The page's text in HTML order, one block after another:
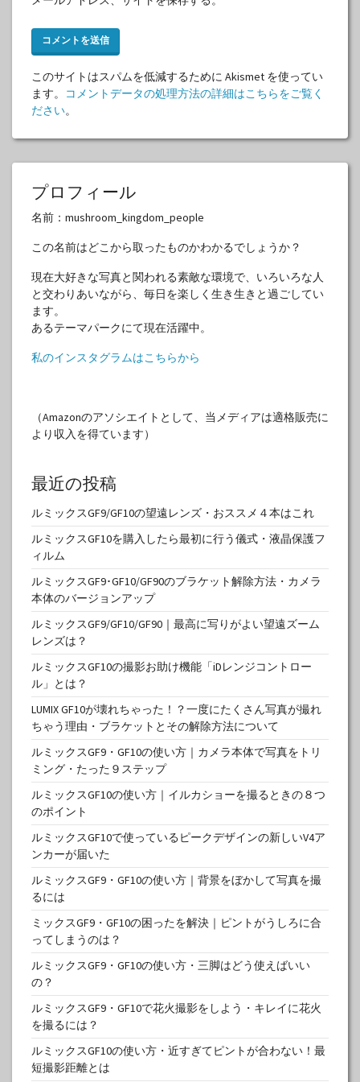
このサイトはスパムを低減するために Akismet を使ってい
ます。
コメントデータの処理方法の詳細はこちらをご覧く
ださい。
プロフィール
名前：mushroom_kingdom_people
この名前はどこから取ったものかわかるでしょうか？
現在大好きな写真と関われる素敵な環境で、いろいろな人
と交わりあいながら、毎日を楽しく生き生きと過ごしてい
ます。
あるテーマパークにて現在活躍中。
私のインスタグラムはこちらから
（Amazonのアソシエイトとして、当メディアは適格販売に
より収入を得ています）
最近の投稿
ルミックスGF9/GF10の望遠レンズ・おススメ４本はこれ
ルミックスGF10を購入したら最初に行う儀式・液晶保護フ
ィルム
ルミックスGF9･GF10/GF90のブラケット解除方法・カメラ
本体のバージョンアップ
ルミックスGF9/GF10/GF90｜最高に写りがよい望遠ズーム
レンズは？
ルミックスGF10の撮影お助け機能「iDレンジコントロー
ル」とは？
LUMIX GF10が壊れちゃった！？一度にたくさん写真が撮れ
ちゃう理由・ブラケットとその解除方法について
ルミックスGF9・GF10の使い方｜カメラ本体で写真をトリ
ミング・たった９ステップ
ルミックスGF10の使い方｜イルカショーを撮るときの８つ
のポイント
ルミックスGF10で使っているピークデザインの新しいV4ア
ンカーが届いた
ルミックスGF9・GF10の使い方｜背景をぼかして写真を撮
るには
ミックスGF9・GF10の困ったを解決｜ピントがうしろに合
ってしまうのは？
ルミックスGF9・GF10の使い方・三脚はどう使えばいい
の？
ルミックスGF9・GF10で花火撮影をしよう・キレイに花火
を撮るには？
ルミックスGF10の使い方・近すぎてピントが合わない！最
短撮影距離とは